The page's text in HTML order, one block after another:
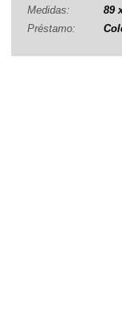
Medidas:
89
Préstamo: